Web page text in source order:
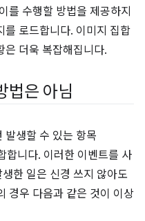
를 수행할 방법을 제공하지
를 로드합니다. 이미지 집합
은 더욱 복잡해집니다.
법은 아님
발생할 수 있는 항목
합니다. 이러한 이벤트를 사
한 일은 신경 쓰지 않아도
경우 다음과 같은 것이 이상